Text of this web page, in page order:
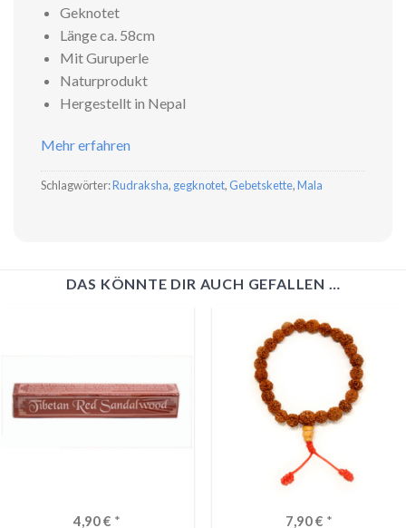
Geknotet
Länge ca. 58cm
Mit Guruperle
Naturprodukt
Hergestellt in Nepal
Mehr erfahren
Schlagwörter:Rudraksha, gegknotet, Gebetskette,Mala
DAS KÖNNTE DIR AUCH GEFALLEN …
4,90€ *
7,90€ *